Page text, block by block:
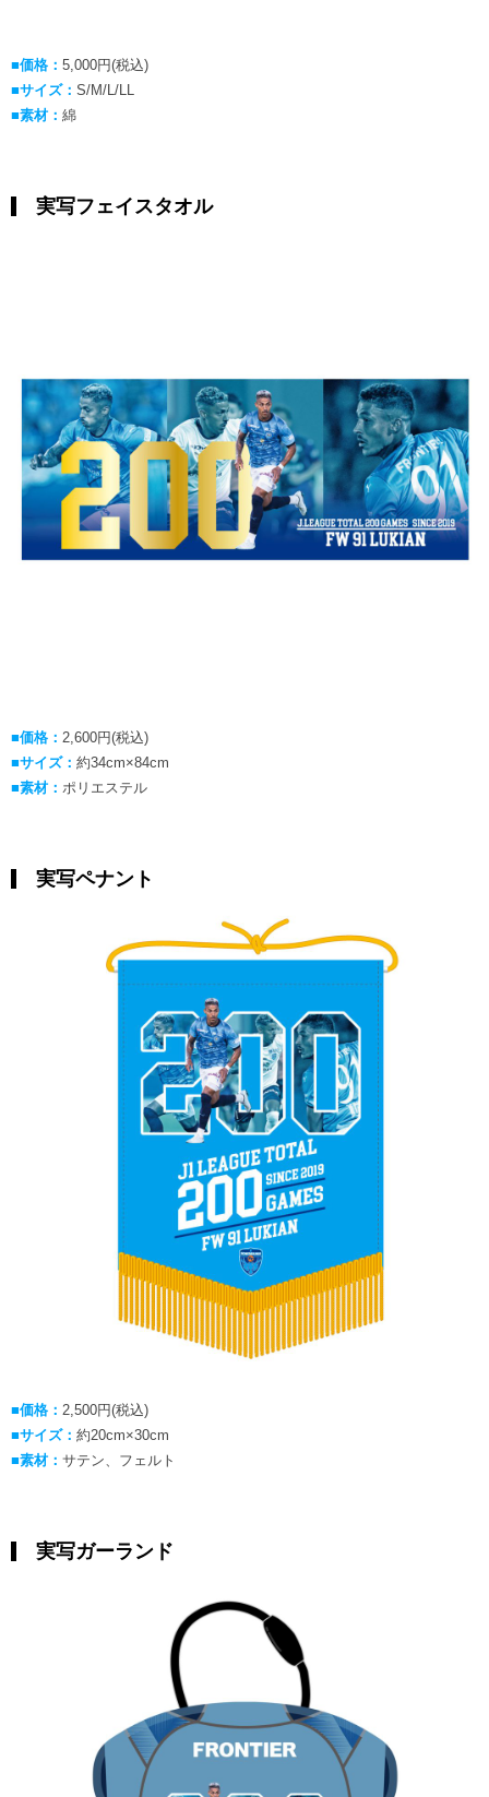
■価格： 5,000円(税込)
■サイズ： S/M/L/LL
■素材： 綿
実写フェイスタオル
■価格： 2,600円(税込)
■サイズ： 約34cm×84cm
■素材： ポリエステル
実写ペナント
■価格： 2,500円(税込)
■サイズ： 約20cm×30cm
■素材： サテン、フェルト
実写ガーランド